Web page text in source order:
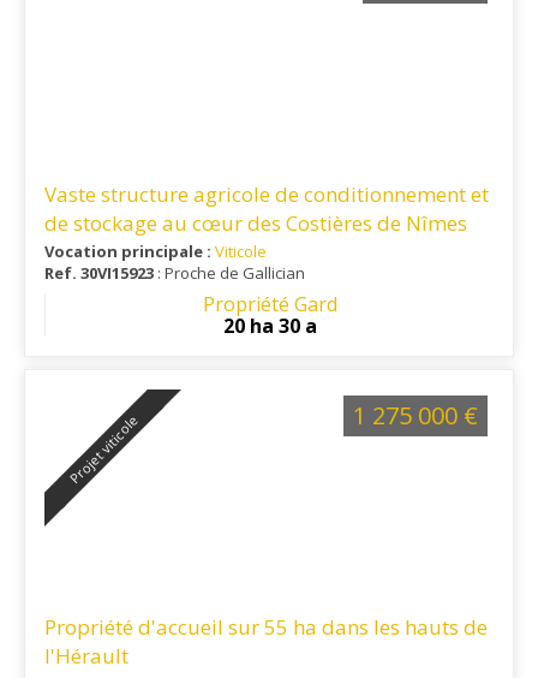
Vaste structure agricole de conditionnement et
de stockage au cœur des Costières de Nîmes
Vocation principale : Viticole
Ref. 30VI15923 : Proche de Gallician
Propriété Gard
20 ha 30 a
Projet viticole
Propriété d'accueil sur 55 ha dans les hauts de
l'Hérault
1 275 000 €